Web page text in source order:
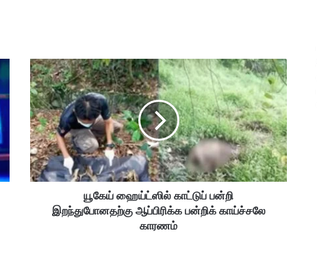
யூ
கே
ய்
ஹை
ய்
ட்
ஸி
ல்
கா
யூகேய் ஹைய்ட்ஸில் காட்டுப் பன்றி
இறந்துபோனதற்கு ஆப்பிரிக்க பன்றிக் காய்ச்சலே
காரணம்